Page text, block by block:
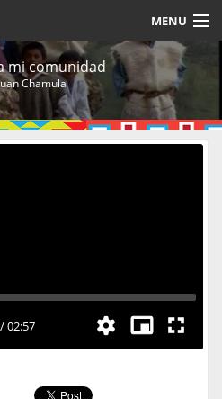
MENU
Sesión
mi comunidad
Chamula
/02:57